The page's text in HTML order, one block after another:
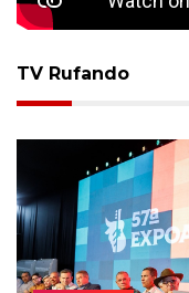
TV Rufando